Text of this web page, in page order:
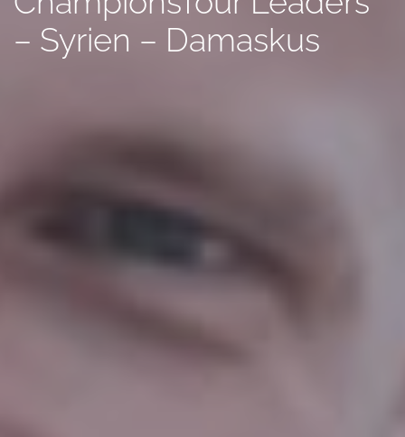
– Syrien – Damaskus